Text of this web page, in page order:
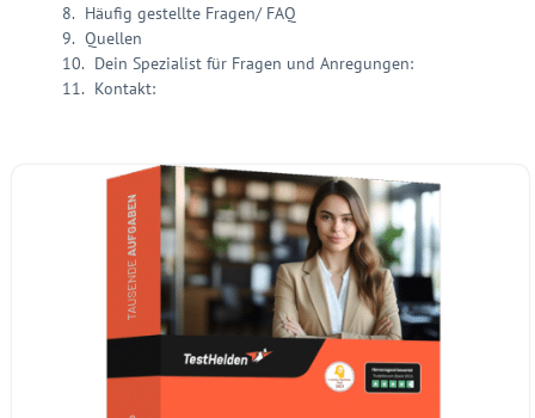
Häufig gestellte Fragen/ FAQ
Quellen
Dein Spezialist für Fragen und Anregungen:
Kontakt: